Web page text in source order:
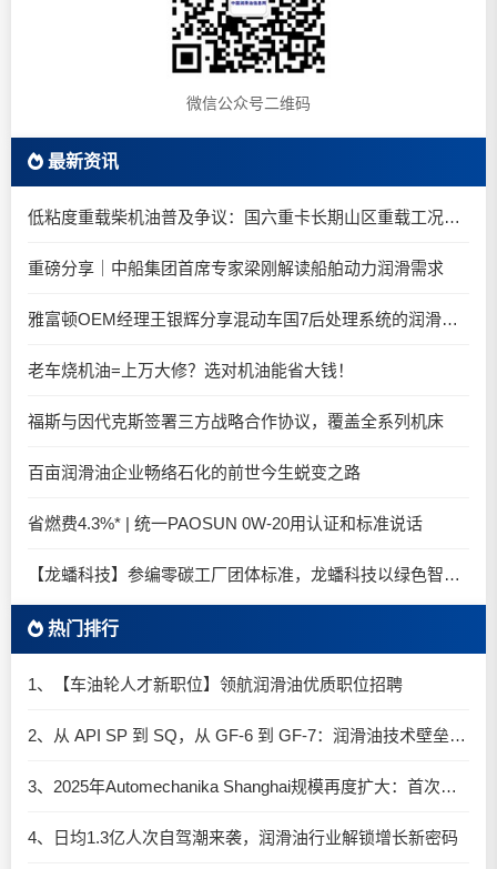
微信公众号二维码
最新资讯
低粘度重载柴机油普及争议：国六重卡长期山区重载工况是否适合0W-20柴油机油？
重磅分享｜中船集团首席专家梁刚解读船舶动力润滑需求
雅富顿OEM经理王银辉分享混动车国7后处理系统的润滑油要求
老车烧机油=上万大修？选对机油能省大钱！
福斯与因代克斯签署三方战略合作协议，覆盖全系列机床
百亩润滑油企业畅络石化的前世今生蜕变之路
省燃费4.3%* | 统一PAOSUN 0W-20用认证和标准说话
【龙蟠科技】参编零碳工厂团体标准，龙蟠科技以绿色智造锚定零碳未来
热门排行
1、【车油轮人才新职位】领航润滑油优质职位招聘
2、从 API SP 到 SQ，从 GF-6 到 GF-7：润滑油技术壁垒再升高，你准备好了吗？
3、2025年Automechanika Shanghai规模再度扩大：首次启用国家会展中心（上海）全部15个展馆
4、日均1.3亿人次自驾潮来袭，润滑油行业解锁增长新密码​